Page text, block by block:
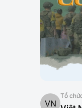
VN
Tổ